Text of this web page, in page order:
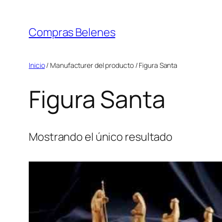
contenido
Compras Belenes
Inicio/ Manufacturer del producto / Figura Santa
Figura Santa
Mostrando el único resultado